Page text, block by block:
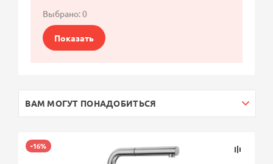
Выбрано:0
Показать
ВАМ МОГУТ ПОНАДОБИТЬСЯ
-16%